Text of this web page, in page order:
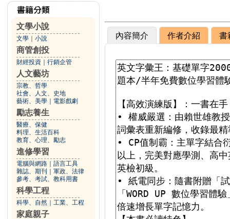
文學小說
文學 小說
商管創投
財經投資 行銷企管
人文藝坊
宗教、哲學
社會、人文、史地
藝術、美學
電影戲劇
勵志養生
醫療、保健
料理、生活百科
教育、心理、勵志
進修學習
電腦與網路
語言工具
雜誌、期刊
軍政、法律
參考、考試、教科用書
科學工程
科學、自然 工業、工程
家庭親子
內容簡介 作者介紹 書